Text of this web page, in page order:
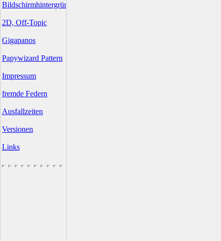
Bildschirmhintergründe
2D, Off-Topic
Gigapanos
Papywizard Pattern
Impressum
fremde Federn
Ausfallzeiten
Versionen
Links